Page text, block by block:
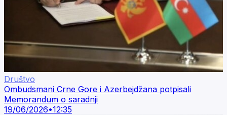
Društvo
Ombudsmani Crne Gore i Azerbejdžana potpisali
Memorandum o saradnji
19/06/2026•12:35